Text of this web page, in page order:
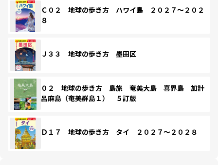
Ｃ０２ 地球の歩き方 ハワイ島 ２０２７～２０２
８
Ｊ３３ 地球の歩き方 墨田区
０２ 地球の歩き方 島旅 奄美大島 喜界島 加計
呂麻島（奄美群島１） ５訂版
Ｄ１７ 地球の歩き方 タイ ２０２７～２０２８